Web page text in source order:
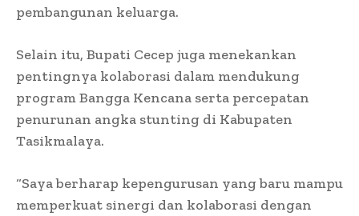
pembangunan keluarga.
Selain itu, Bupati Cecep juga menekankan
pentingnya kolaborasi dalam mendukung
program Bangga Kencana serta percepatan
penurunan angka stunting di Kabupaten
Tasikmalaya.
“Saya berharap kepengurusan yang baru mampu
memperkuat sinergi dan kolaborasi dengan